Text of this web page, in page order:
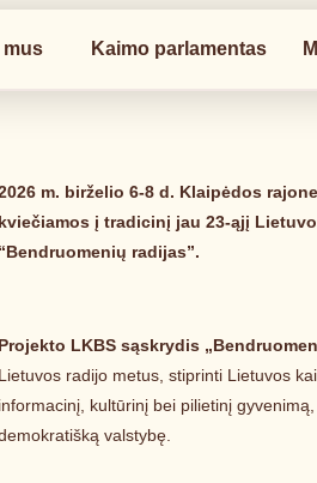
mus Kaimo parlamentas
m. birželio 6-8 d. Klaipėdos
kviečiamos į tradicinį jau 23-ąjį
“Bendruomenių radijas”.
Projekto LKBS sąskrydis
Lietuvos radijo metus, stiprinti Lietuvos
informacinį, kultūrinį bei pilietinį
valstybę.